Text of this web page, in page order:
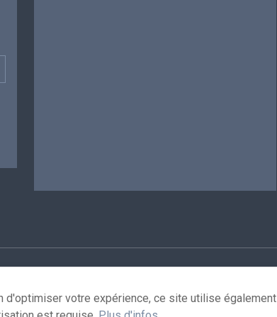
votre expérience, ce site utilise également